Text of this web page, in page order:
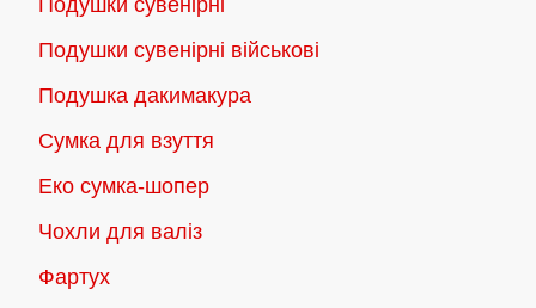
Подушки сувенірні
Подушки сувенірні військові
Подушка дакимакура
Сумка для взуття
Еко сумка-шопер
Чохли для валіз
Фартух